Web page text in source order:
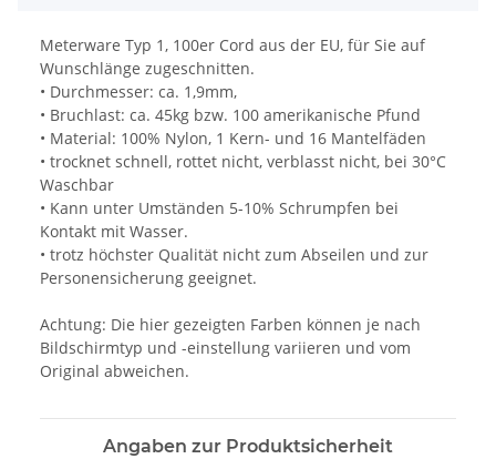
Meterware Typ 1, 100er Cord aus der EU, für Sie auf
Wunschlänge zugeschnitten.
• Durchmesser: ca. 1,9mm,
• Bruchlast: ca. 45kg bzw. 100 amerikanische Pfund
• Material: 100% Nylon, 1 Kern- und 16 Mantelfäden
• trocknet schnell, rottet nicht, verblasst nicht, bei 30°C
Waschbar
• Kann unter Umständen 5-10% Schrumpfen bei
Kontakt mit Wasser.
• trotz höchster Qualität nicht zum Abseilen und zur
Personensicherung geeignet.
Achtung: Die hier gezeigten Farben können je nach
Bildschirmtyp und -einstellung variieren und vom
Original abweichen.
Angaben zur Produktsicherheit